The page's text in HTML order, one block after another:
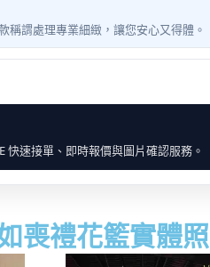
稱謂處理專業細緻，讓您安心又得體。
速接單、即時報價與圖片確認服務。
喪禮花籃實體照